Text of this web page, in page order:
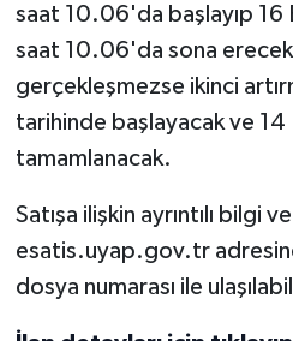
saat 10.06'da başlayıp 16
saat 10.06'da sona
gerçekleşmezse ikinci
tarihinde başlayacak ve
tamamlanacak.
Satışa ilişkin ayrıntılı bilgi
esatis.uyap.gov.tr
dosya numarası ile
Spor
Tavşanlı
Teknoloji
Türkiye
Video Galeri
Yaşam